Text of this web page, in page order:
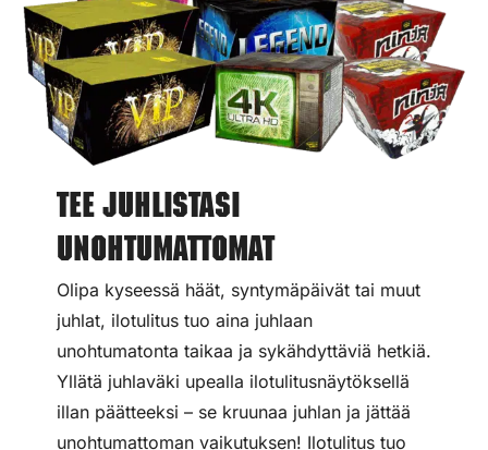
Tee juhlistasi
unohtumattomat
Olipa kyseessä häät, syntymäpäivät tai muut
juhlat, ilotulitus tuo aina juhlaan
unohtumatonta taikaa ja sykähdyttäviä hetkiä.
Yllätä juhlaväki upealla ilotulitusnäytöksellä
illan päätteeksi – se kruunaa juhlan ja jättää
unohtumattoman vaikutuksen! Ilotulitus tuo